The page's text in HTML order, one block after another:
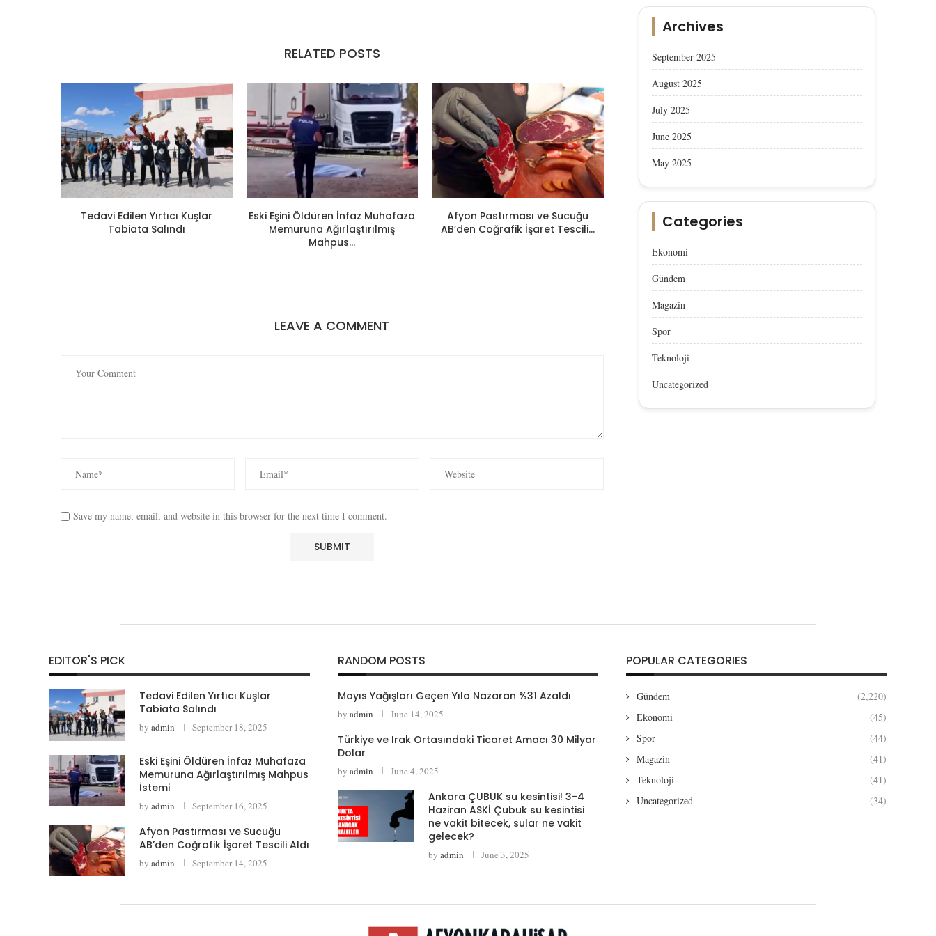
RELATED POSTS
Tedavi Edilen Yırtıcı Kuşlar
Tabiata Salındı
Eski Eşini Öldüren İnfaz Muhafaza
Memuruna Ağırlaştırılmış
Mahpus...
Afyon Pastırması ve Sucuğu
AB’den Coğrafik İşaret Tescili...
Afyon Sucuğu, AB’den Coğrafik
İşaret Tescili Aldı
LEAVE A COMMENT
Save my name, email, and website in this browser for the next time I comment.
Archives
September 2025
August 2025
July 2025
June 2025
May 2025
Categories
Ekonomi
Gündem
Magazin
Spor
Teknoloji
Uncategorized
EDITOR'S PICK
Tedavi Edilen Yırtıcı Kuşlar
Tabiata Salındı
by admin September 18, 2025
Eski Eşini Öldüren İnfaz Muhafaza
Memuruna Ağırlaştırılmış Mahpus
İstemi
by admin September 16, 2025
Afyon Pastırması ve Sucuğu
AB’den Coğrafik İşaret Tescili Aldı
by admin September 14, 2025
RANDOM POSTS
Mayıs Yağışları Geçen Yıla Nazaran %31 Azaldı
by admin June 14, 2025
Türkiye ve Irak Ortasındaki Ticaret Amacı 30 Milyar
Dolar
by admin June 4, 2025
Ankara ÇUBUK su kesintisi! 3-4
Haziran ASKİ Çubuk su kesintisi
ne vakit bitecek, sular ne vakit
gelecek?
by admin June 3, 2025
POPULAR CATEGORIES
Gündem
(2,220)
Ekonomi
(45)
Spor
(44)
Magazin
(41)
Teknoloji
(41)
Uncategorized
(34)